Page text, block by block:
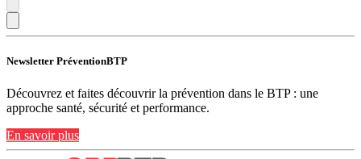
Newsletter PréventionBTP
Découvrez et faites découvrir la prévention dans le BTP : une
approche santé, sécurité et performance.
En savoir plus